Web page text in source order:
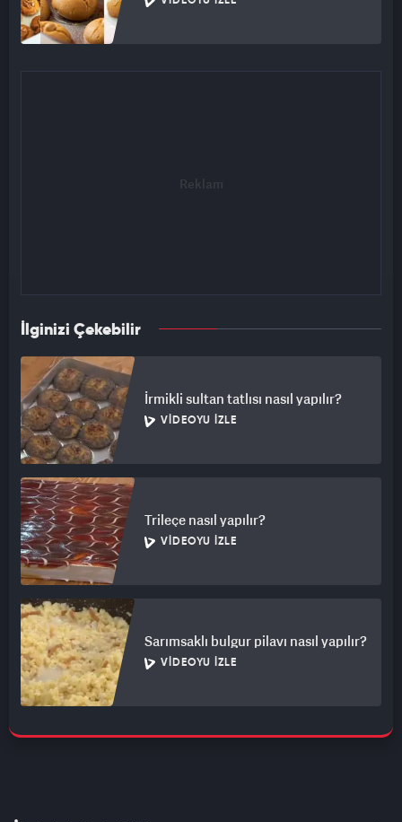
İlginizi Çekebilir
İrmikli sultan tatlısı nasıl yapılır?
VIDEOYU İZLE
Trileçe nasıl yapılır?
VIDEOYU İZLE
Sarımsaklı bulgur pilavı nasıl yapılır?
VIDEOYU İZLE